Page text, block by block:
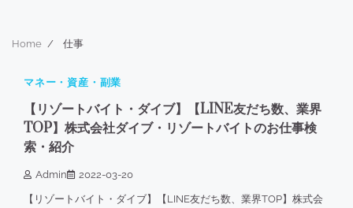
Home 仕事
1 min read
マネー・資産・副業
【リゾートバイト・ダイブ】【LINE友だち数、業界
TOP】株式会社ダイブ・リゾートバイトのお仕事検
索・紹介
Admin 2022-03-20
【リゾートバイト・ダイブ】【LINE友だち数、業界TOP】株式会